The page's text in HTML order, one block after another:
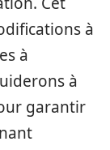
à
à
à
garantir